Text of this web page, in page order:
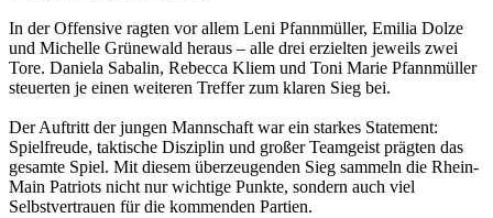
In der Offensive ragten vor allem Leni Pfannmüller, Emilia Dolze
und Michelle Grünewald heraus – alle drei erzielten jeweils zwei
Tore. Daniela Sabalin, Rebecca Kliem und Toni Marie Pfannmüller
steuerten je einen weiteren Treffer zum klaren Sieg bei.
Der Auftritt der jungen Mannschaft war ein starkes Statement:
Spielfreude, taktische Disziplin und großer Teamgeist prägten das
gesamte Spiel. Mit diesem überzeugenden Sieg sammeln die Rhein-
Main Patriots nicht nur wichtige Punkte, sondern auch viel
Selbstvertrauen für die kommenden Partien.